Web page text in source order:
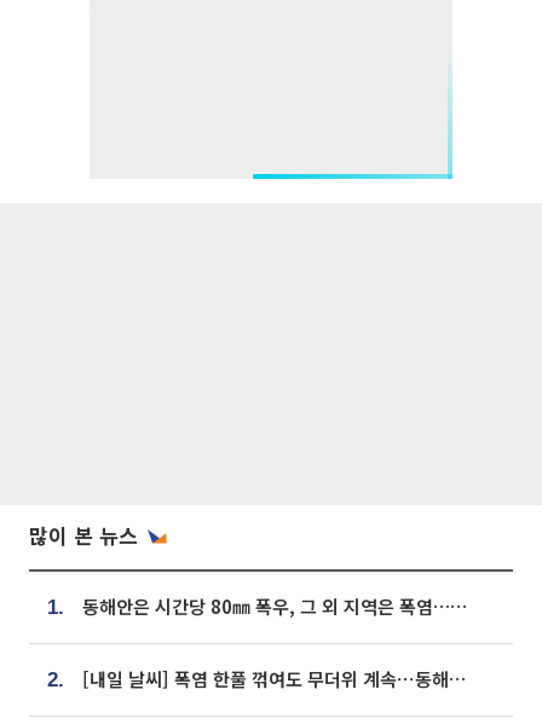
많이 본 뉴스
1. 동해안은 시간당 80㎜ 폭우, 그 외 지역은 폭염…‘극과 극 날씨’
2. [내일 날씨] 폭염 한풀 꺾여도 무더위 계속⋯동해안 이틀 연속 비